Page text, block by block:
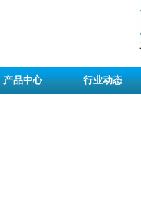
产品中心 行业动态